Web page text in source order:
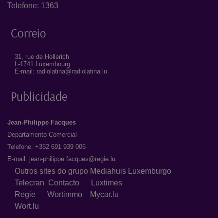
Telefone: 1363
Correio
31, rue de Hollerich
L-1741 Luxembourg
E-mail: radiolatina@radiolatina.lu
Publicidade
Jean-Philippe Facques
Departamento Comercial
Telefone: +352 691 939 006
E-mail: jean-philippe.facques@regie.lu
Outros sites do grupo Mediahuis Luxemburgo
Telecran Contacto
Luxtimes
Regie Wortimmo
Mycar.lu
Wort.lu